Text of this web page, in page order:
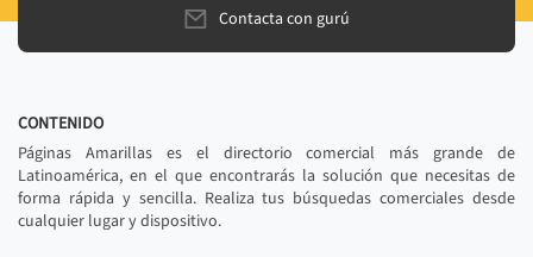
Contacta con gurú
CONTENIDO
Páginas Amarillas es el directorio comercial más grande de
Latinoamérica, en el que encontrarás la solución que necesitas de
forma rápida y sencilla. Realiza tus búsquedas comerciales desde
cualquier lugar y dispositivo.